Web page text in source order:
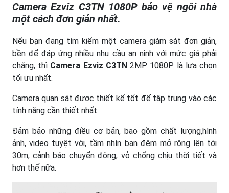
Camera Ezviz C3TN 1080P bảo vệ ngôi nhà
một cách đơn giản nhất.
Nếu bạn đang tìm kiếm một camera giám sát đơn giản,
bền để đáp ứng nhiều nhu cầu an ninh với mức giá phải
chăng, thì Camera Ezviz C3TN2MP 1080P là lựa chọn
tối ưu nhất.
Camera quan sát được thiết kế tốt để tập trung vào các
tính năng cần thiết nhất.
Đảm bảo những điều cơ bản, bao gồm chất lượng,hình
ảnh, video tuyệt vời, tầm nhìn ban đêm mở rộng lên tới
30m, cảnh báo chuyển động, vỏ chống chịu thời tiết và
hơn thế nữa.